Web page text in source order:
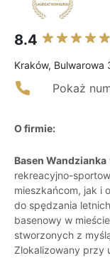
8.4
Kraków,
Pokaż
O firmie:
Basen Wandzianka
rekreacyjno-
mieszkańcom, jak i
do spędzania
basenowy w
stworzonych z
Zlokalizowany przy